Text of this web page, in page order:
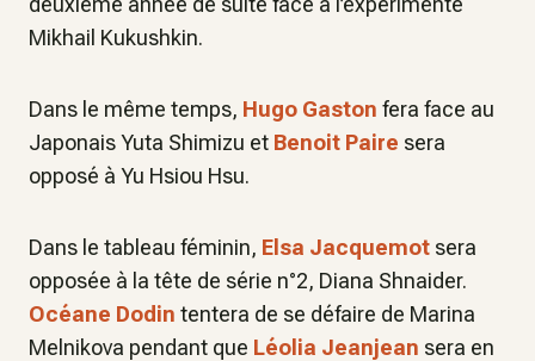
Mikhail Kukushkin.
Dans le même temps, Hugo Gaston fera face au
Japonais Yuta Shimizu et Benoit Paire sera
opposé à Yu Hsiou Hsu.
Dans le tableau féminin, Elsa Jacquemot sera
opposée à la tête de série n°2, Diana Shnaider.
Océane Dodin tentera de se défaire de Marina
Melnikova pendant que Léolia Jeanjean sera en